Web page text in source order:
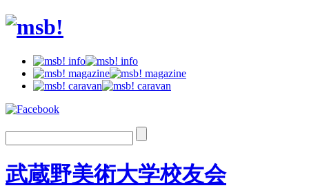
武蔵野美術大学校友会